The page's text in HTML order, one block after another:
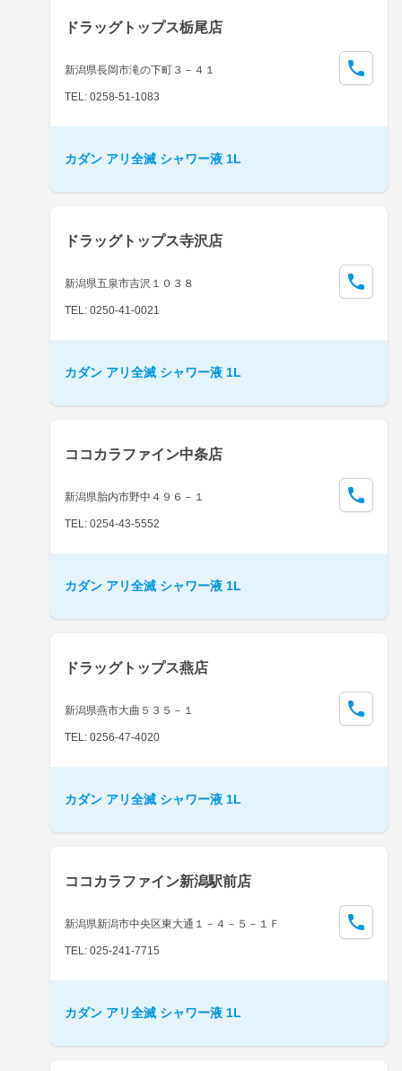
ドラッグトップス栃尾店
新潟県長岡市滝の下町３－４１
TEL: 0258-51-1083
カダン アリ全滅 シャワー液 1L
ドラッグトップス寺沢店
新潟県五泉市吉沢１０３８
TEL: 0250-41-0021
カダン アリ全滅 シャワー液 1L
ココカラファイン中条店
新潟県胎内市野中４９６－１
TEL: 0254-43-5552
カダン アリ全滅 シャワー液 1L
ドラッグトップス燕店
新潟県燕市大曲５３５－１
TEL: 0256-47-4020
カダン アリ全滅 シャワー液 1L
ココカラファイン新潟駅前店
新潟県新潟市中央区東大通１－４－５－１Ｆ
TEL: 025-241-7715
カダン アリ全滅 シャワー液 1L